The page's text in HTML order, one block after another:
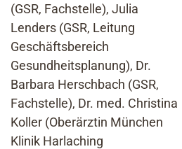
(GSR, Fachstelle), Julia
Lenders (GSR, Leitung
Geschäftsbereich
Gesundheitsplanung), Dr.
Barbara Herschbach (GSR,
Fachstelle), Dr. med. Christina
Koller (Oberärztin München
Klinik Harlaching